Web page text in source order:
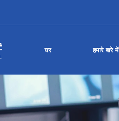
घर हमारे बारे में